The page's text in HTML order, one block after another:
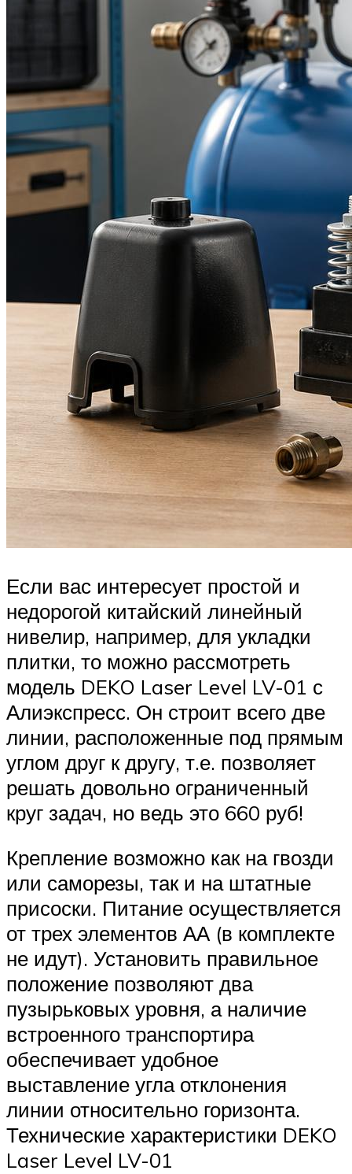
Если вас интересует простой и
недорогой китайский линейный
нивелир, например, для укладки
плитки, то можно рассмотреть
модель DEKO Laser Level LV-01 с
Алиэкспресс. Он строит всего две
линии, расположенные под прямым
углом друг к другу, т.е. позволяет
решать довольно ограниченный
круг задач, но ведь это 660 руб!
Крепление возможно как на гвозди
или саморезы, так и на штатные
присоски. Питание осуществляется
от трех элементов АА (в комплекте
не идут). Установить правильное
положение позволяют два
пузырьковых уровня, а наличие
встроенного транспортира
обеспечивает удобное
выставление угла отклонения
линии относительно горизонта.
Технические характеристики DEKO
Laser Level LV-01